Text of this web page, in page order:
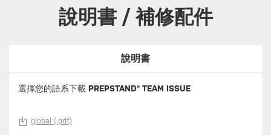
說明書 / 補修配件
說明書
選擇您的語系下載 PREPSTAND® TEAM ISSUE
global (.pdf)